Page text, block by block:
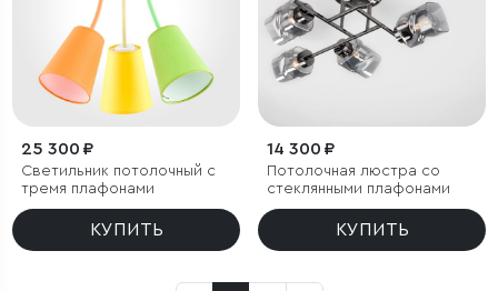
25 300 ₽
Светильник потолочный с
тремя плафонами
КУПИТЬ
14 300 ₽
Потолочная люстра со
стеклянными плафонами
КУПИТЬ